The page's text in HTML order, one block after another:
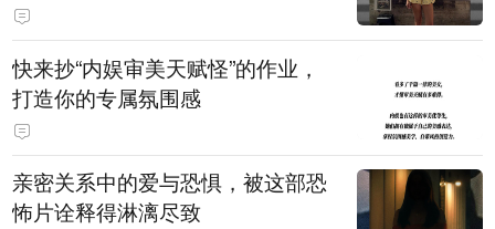
快来抄“内娱审美天赋怪”的作业，
打造你的专属氛围感
亲密关系中的爱与恐惧，被这部恐
怖片诠释得淋漓尽致